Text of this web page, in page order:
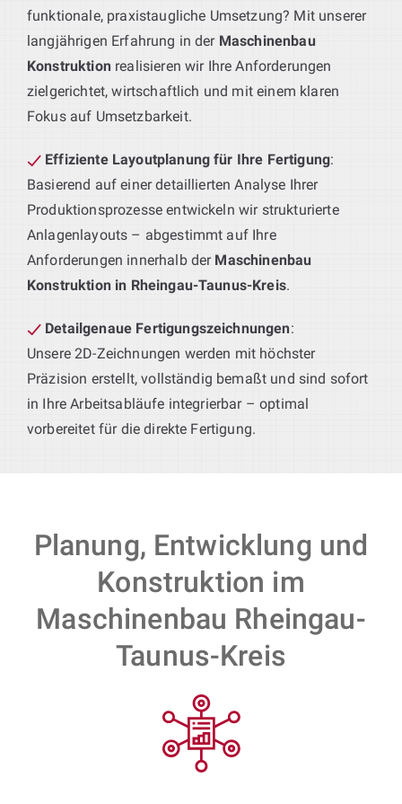
funktionale, praxistaugliche Umsetzung? Mit unserer
langjährigen Erfahrung in der Maschinenbau
Konstruktionrealisieren wir Ihre Anforderungen
zielgerichtet, wirtschaftlich und mit einem klaren
Fokus auf Umsetzbarkeit.
Effiziente Layoutplanung für Ihre Fertigung:
Basierend auf einer detaillierten Analyse Ihrer
Produktionsprozesse entwickeln wir strukturierte
Anlagenlayouts – abgestimmt auf Ihre
Anforderungen innerhalb der Maschinenbau
Konstruktion in Rheingau-Taunus-Kreis.
Detailgenaue Fertigungszeichnungen:
Unsere 2D-Zeichnungen werden mit höchster
Präzision erstellt, vollständig bemaßt und sind sofort
in Ihre Arbeitsabläufe integrierbar – optimal
vorbereitet für die direkte Fertigung.
Planung, Entwicklung und
Konstruktion im
Maschinenbau Rheingau-
Taunus-Kreis